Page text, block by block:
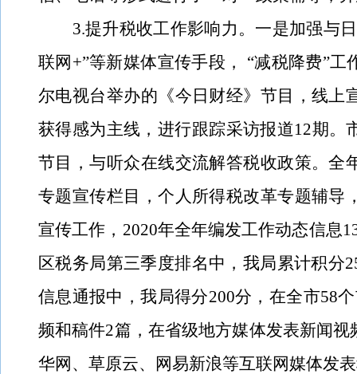
3.提升税收工作影响力。一是加强与
联网 +”等新媒体宣传手段， “减税降费”工
尔电视台举办的《今日财经》节目，线上
获得感为主线，进行跟踪采访报道12期。
节目，与听众在线交流解答税收政策。全
专题宣传栏目，个人所得税改革专题辅导
宣传工作 ， 2020年全年编发工作动态信息
区税务局第三季度排名中，我局累计积分
信息通报中，我局得分200分，在全市58
频和稿件2篇，在省级地方媒体发表新闻视
华网、草原云、网易新浪等互联网媒体发